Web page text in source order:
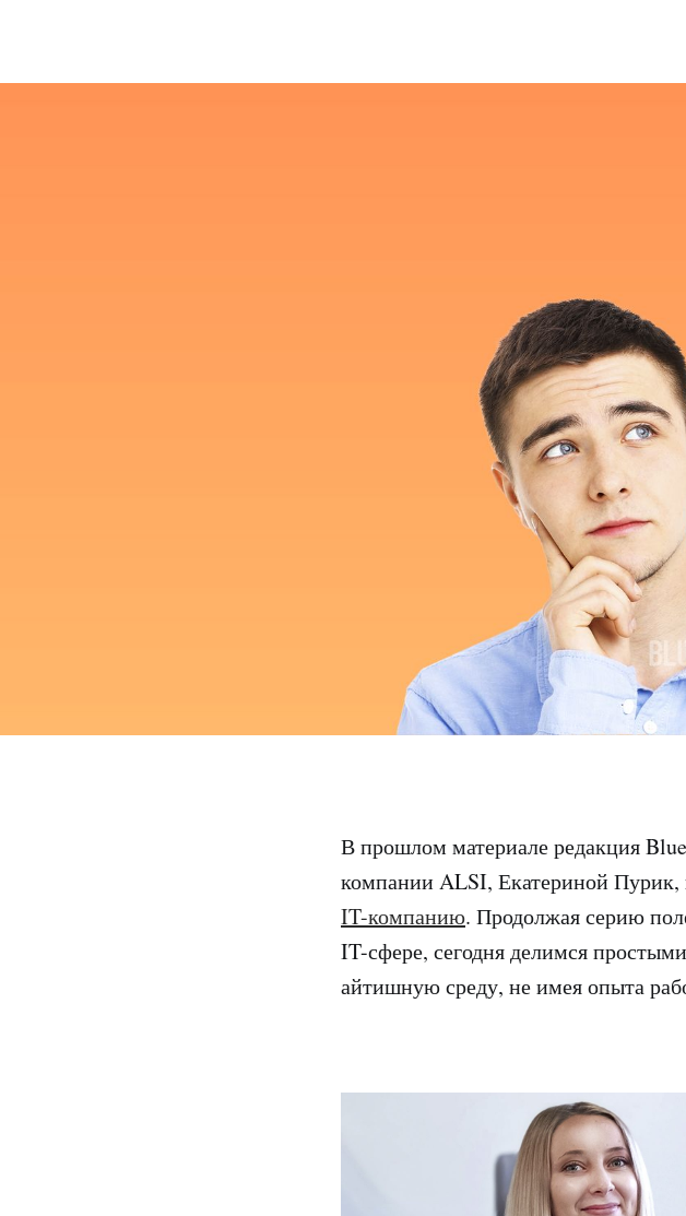
В прошлом материале редакция
компании ALSI, Екатериной Пурик,
IT-компанию. Продолжая серию
IT-сфере, сегодня делимся
айтишную среду, не имея опыта